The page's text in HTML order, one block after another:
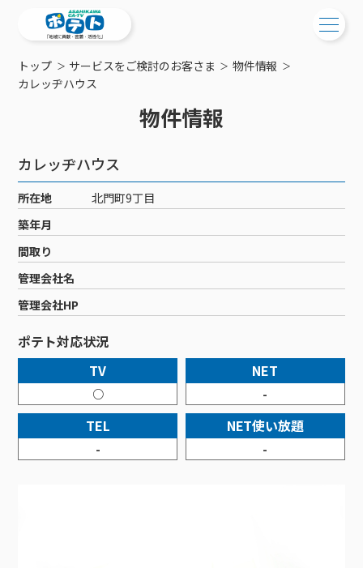
ご検討中の方
工事・配線について
新居をご検討中の方へ
ポテトを導入している集合住宅
物件情報
特典・キャンペーン
おトクな割引サービス
ご加入中の方
ご加入中のサービス確認・変更
WEBメール
サポートサービス
サポートサービストップ
リモートコール
回線速度測定
接続・設定⽅法
訪問サポート＆サポートパックサービス料⾦表
新着情報
メンテナンス・障害情報
ポテトからのプレゼント
イベントカレンダー
講座のご案内
サービス案内
サービス案内
ケーブルテレビ
ケーブルテレビトップ
チャンネル紹介
料⾦プラン
NHK衛星受信料団体⼀括⽀払
機器⼀覧
インターネット
インターネットトップ
料⾦プラン
Wi-Fiサービス
ポテトホーム防犯カメラ
オプションサービス
インターネットギガシェアプラン
固定電話
固定電話トップ
基本料⾦・通話料⾦
オプションサービス
auスマートバリュー
auまとめトーク
ポテトスマートフォントップ
料⾦プラン
機種⼀覧
オプションサービス
でんき
でんきトップ
ポラリンでんき×ポテト
ポテトでんき
暮らしを快適にするサービス
暮らしを快適にするサービストップ
ポテトライフメール
コミチャン
お困りの方はこちら
会社案内
メンテナンス
障害情報
トップ サービスをご検討のお客さま
物件情報
カレッヂハウス
物件情報
カレッヂハウス
所在地
北門町9丁目
築年月
間取り
管理会社名
管理会社HP
ポテト対応状況
TV
○
NET
-
TEL
-
NET使い放題
-